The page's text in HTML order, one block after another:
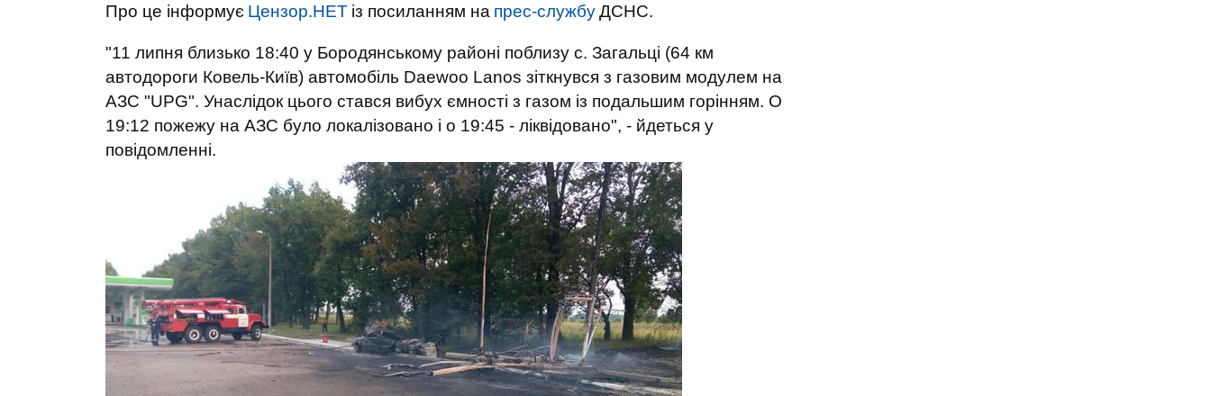
Про це інформує Цензор.НЕТ із посиланням на прес-службуДСНС.
"11 липня близько 18:40 у Бородянському районі поблизу с. Загальці (64 км
автодороги Ковель-Київ) автомобіль Daewoo Lanos зіткнувся з газовим модулем на
АЗС "UPG". Унаслідок цього стався вибух ємності з газом із подальшим горінням. О
19:12 пожежу на АЗС було локалізовано і о 19:45 - ліквідовано", - йдеться у
повідомленні.